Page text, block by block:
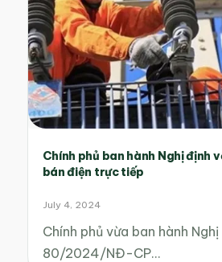
Chính phủ ban hành Nghị định
bán điện trực tiếp
July 4, 2024
Chính phủ vừa ban hành
80/2024/NĐ-CP…